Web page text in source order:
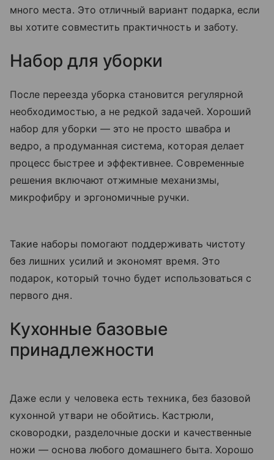
много места. Это отличный вариант подарка, если
вы хотите совместить практичность и заботу.
Набор для уборки
После переезда уборка становится регулярной
необходимостью, а не редкой задачей. Хороший
набор для уборки — это не просто швабра и
ведро, а продуманная система, которая делает
процесс быстрее и эффективнее. Современные
решения включают отжимные механизмы,
микрофибру и эргономичные ручки.
Такие наборы помогают поддерживать чистоту
без лишних усилий и экономят время. Это
подарок, который точно будет использоваться с
первого дня.
Кухонные базовые
принадлежности
Даже если у человека есть техника, без базовой
кухонной утвари не обойтись. Кастрюли,
сковородки, разделочные доски и качественные
ножи — основа любого домашнего быта. Хорошо